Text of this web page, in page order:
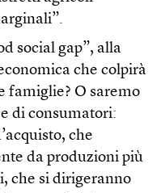
social gap”, alla
che colpirà
famiglie? O saremo
di consumatori:
che
da produzioni più
che si dirigeranno